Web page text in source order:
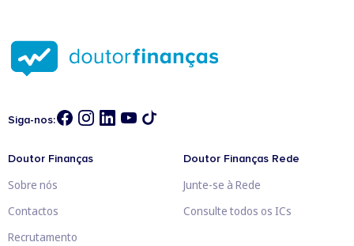
Siga-nos:
Doutor Finanças
Sobre nós
Contactos
Recrutamento
Doutor Finanças Rede
Junte-se à Rede
Consulte todos os ICs